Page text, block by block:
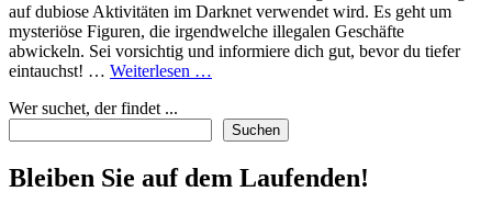
auf dubiose Aktivitäten im Darknet verwendet wird. Es geht um
mysteriöse Figuren, die irgendwelche illegalen Geschäfte
abwickeln. Sei vorsichtig und informiere dich gut, bevor du tiefer
eintauchst! … Weiterlesen …
dem
‚Darknetmonster‘?
Ein
Wer suchet, der findet ...
Suchen
Bleiben Sie auf dem Laufenden!